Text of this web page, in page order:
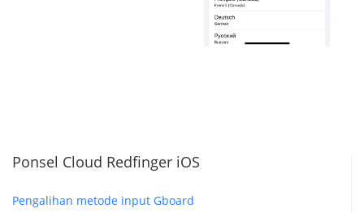
Ponsel Cloud Redfinger iOS
Pengalihan metode input Gboard